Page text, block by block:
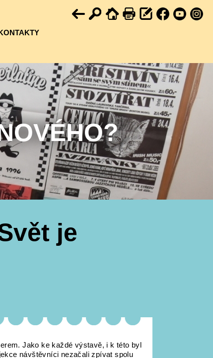
je
Jako ke každé výstavě, i k této byl
návštěvníci nezačali zpívat spolu